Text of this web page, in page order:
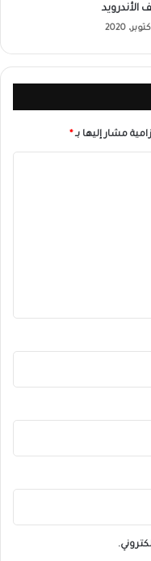
الأندرويد
مشار إليها بـ*